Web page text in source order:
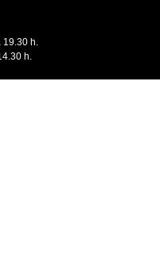
19.30 h.
h.